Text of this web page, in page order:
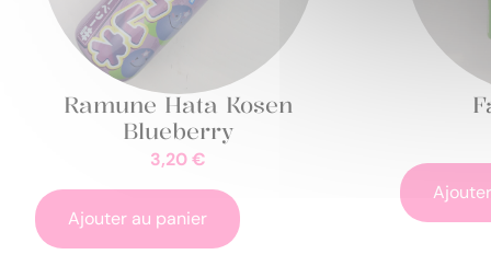
Ramune Hata Kosen
Blueberry
3,20€
Ajouter au panier